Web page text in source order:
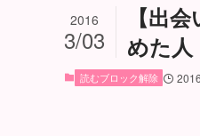
【出
めた人
2016
3/03
読むブロック解除